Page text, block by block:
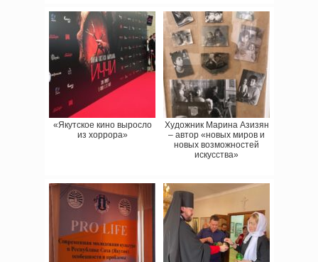
«Якутское кино выросло
из хоррора»
Художник Марина Азизян
– автор «новых миров и
новых возможностей
искусства»